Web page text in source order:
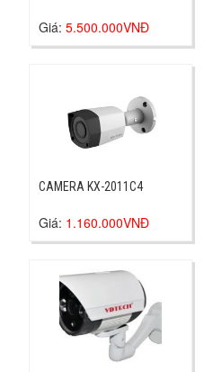
Giá:5.500.000VNĐ
CAMERA KX-2011C4
Giá: 1.160.000VNĐ